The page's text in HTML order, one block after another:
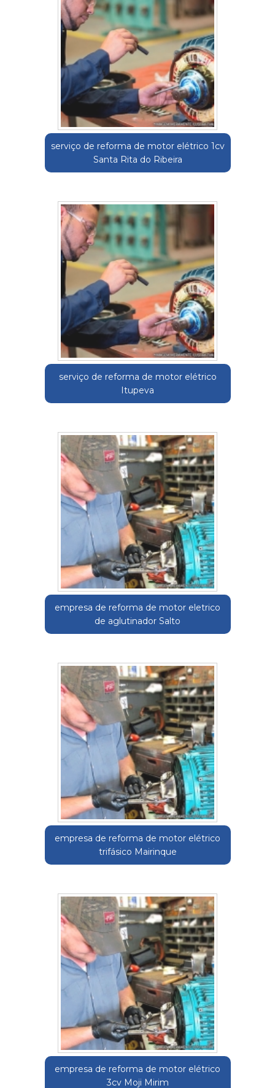
serviço de reforma de motor elétrico 1cv
Santa Rita do Ribeira
serviço de reforma de motor elétrico
Itupeva
empresa de reforma de motor eletrico
de aglutinador Salto
empresa de reforma de motor elétrico
trifásico Mairinque
empresa de reforma de motor elétrico
3cv Moji Mirim